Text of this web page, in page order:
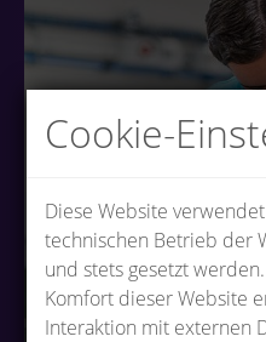
Cookie-
Diese Website
technischen Betrieb der
und stets gesetzt
Komfort dieser Website
Interaktion mit externen